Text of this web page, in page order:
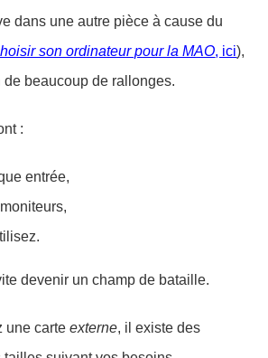
dans une autre pièceà cause du
son ordinateur pour la MAO, ici),
de beaucoupde rallonges.
:
entrée,
moniteurs,
.
devenir un champ de bataille.
une carteexterne, il existe des